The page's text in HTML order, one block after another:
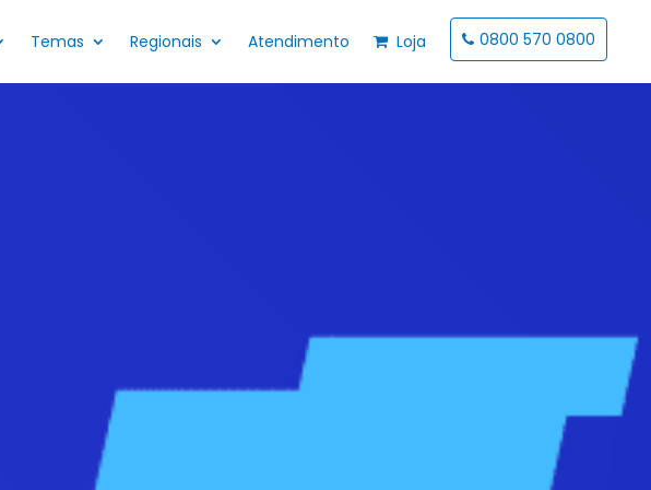
Temas Regionais Atendimento Loja 0800 570 0800